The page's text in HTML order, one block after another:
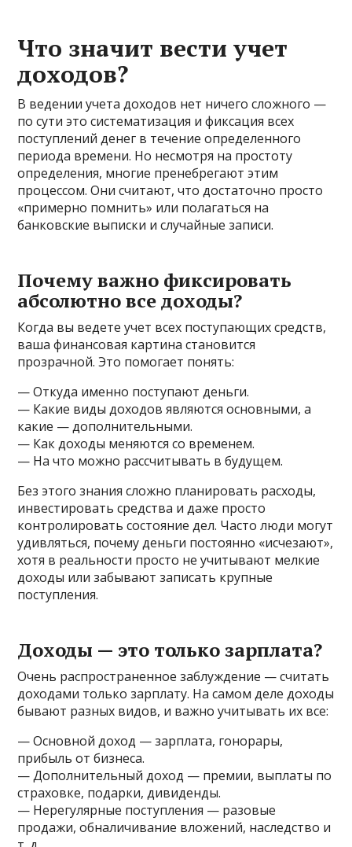
Что значит вести учет
доходов?
В ведении учета доходов нет ничего сложного —
по сути это систематизация и фиксация всех
поступлений денег в течение определенного
периода времени. Но несмотря на простоту
определения, многие пренебрегают этим
процессом. Они считают, что достаточно просто
«примерно помнить» или полагаться на
банковские выписки и случайные записи.
Почему важно фиксировать
абсолютно все доходы?
Когда вы ведете учет всех поступающих средств,
ваша финансовая картина становится
прозрачной. Это помогает понять:
— Откуда именно поступают деньги.
— Какие виды доходов являются основными, а
какие — дополнительными.
— Как доходы меняются со временем.
— На что можно рассчитывать в будущем.
Без этого знания сложно планировать расходы,
инвестировать средства и даже просто
контролировать состояние дел. Часто люди могут
удивляться, почему деньги постоянно «исчезают»,
хотя в реальности просто не учитывают мелкие
доходы или забывают записать крупные
поступления.
Доходы — это только зарплата?
Очень распространенное заблуждение — считать
доходами только зарплату. На самом деле доходы
бывают разных видов, и важно учитывать их все:
— Основной доход — зарплата, гонорары,
прибыль от бизнеса.
— Дополнительный доход — премии, выплаты по
страховке, подарки, дивиденды.
— Нерегулярные поступления — разовые
продажи, обналичивание вложений, наследство и